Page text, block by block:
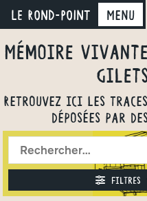
LE ROND-POINT Menu
Mémoire
Retrouvez ici les
déposées par
Filtres